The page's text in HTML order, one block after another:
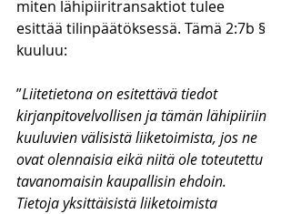
miten lähipiiritransaktiot tulee
esittää tilinpäätöksessä. Tämä 2:7b §
kuuluu:
”Liitetietona on esitettävä tiedot
kirjanpitovelvollisen ja tämän lähipiiriin
kuuluvien välisistä liiketoimista, jos ne
ovat olennaisia eikä niitä ole toteutettu
tavanomaisin kaupallisin ehdoin.
Tietoja yksittäisistä liiketoimista